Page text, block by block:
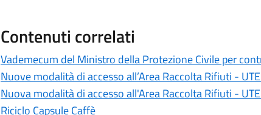
Contenuti correlati
Vademecum del Ministro della Protezione Civile per
Nuove modalità di accesso all’Area Raccolta Rifiuti -
Nuova modalità di accesso all'Area Raccolta Rifiuti -
Riciclo Capsule Caffè